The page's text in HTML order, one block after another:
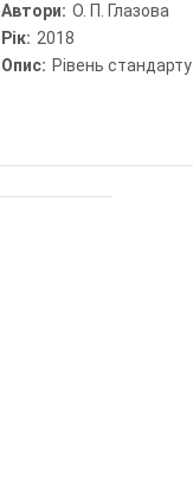
Автори: О. П. Глазова
Рік: 2018
Опис: Рівень стандарту